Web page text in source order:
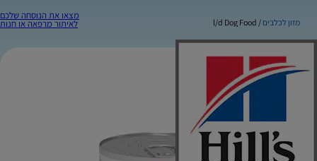
מצאו את הנוסחה שלכם
לאיתור מרפאה או חנות מזון לכלבים l/d Dog Food